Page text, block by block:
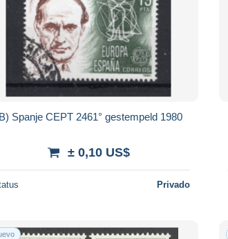
Spanje CEPT 2461° gestempeld 1980
± 0,10 US$
Privado